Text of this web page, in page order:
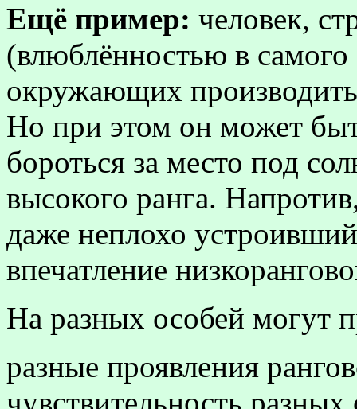
Ещё пример: человек,
(влюблённостью в самого
окружающих производить
Но при этом он может
бороться за место под
высокого ранга.
даже неплохо
впечатление
На разных особей могут
разные проявления
чувствительность